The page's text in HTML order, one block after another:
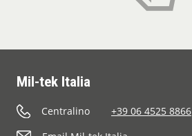
Mil-tek Italia
Centralino
+39 06 4525 8866